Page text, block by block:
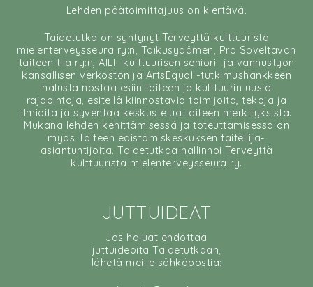
Lehden päätoimittajuus on kiertävä.
Taidetutka on syntynyt Terveyttä kulttuurista
mielenterveysseura ry:n, Taikusydämen, Pro Soveltavan
taiteen tila ry:n, AILI- kulttuurisen seniori- ja vanhustyön
kansallisen verkoston ja ArtsEqual -tutkimushankkeen
halusta nostaa esiin taiteen ja kulttuurin uusia
rajapintoja, esitellä kiinnostavia toimijoita, tekoja ja
ilmiöitä ja syventää keskustelua taiteen merkityksistä.
Mukana lehden kehittämisessä ja toteuttamisessa on
myös Taiteen edistämiskeskuksen taiteilija-
asiantuntijoita. Taidetutkaa hallinnoi Terveyttä
kulttuurista mielenterveysseura ry.
JUTTUIDEAT
Jos haluat ehdottaa
juttuideoita Taidetutkaan,
lähetä meille sähköpostia: